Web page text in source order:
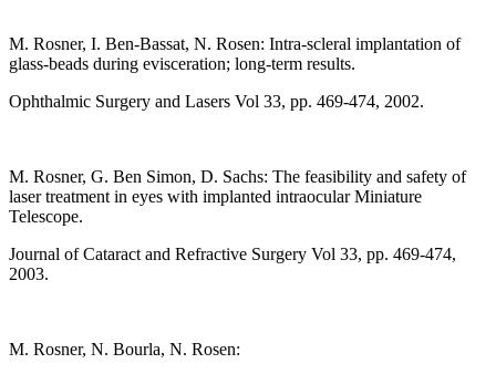
M. Rosner, I. Ben-Bassat, N. Rosen: Intra-scleral implantation of
glass-beads during evisceration; long-term results.
Ophthalmic Surgery and Lasers Vol 33, pp. 469-474, 2002.
M. Rosner, G. Ben Simon, D. Sachs: The feasibility and safety of
laser treatment in eyes with implanted intraocular Miniature
Telescope.
Journal of Cataract and Refractive Surgery Vol 33, pp. 469-474,
2003.
M. Rosner, N. Bourla, N. Rosen: